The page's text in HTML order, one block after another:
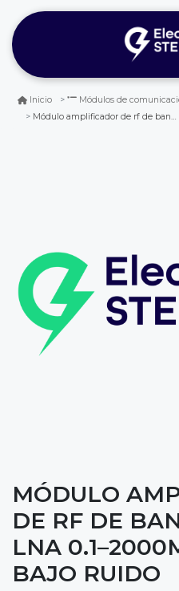
Inicio
Módulos de
Módulo amplificador de rf de banda ancha lna 0.1–2000mhz 30db bajo ruido
MÓDULO
DE RF DE
LNA
BAJO RUIDO